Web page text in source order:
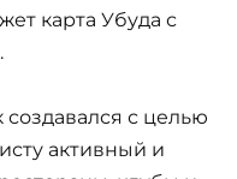
карта Убуда с
с целью
активный и